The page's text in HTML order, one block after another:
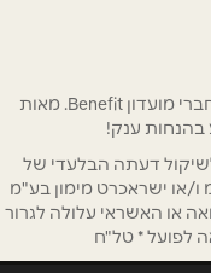
ברוכים הבאים לאתר ההטבות וההנחות לחברי מועדון Benefit. מאות
בהנחות ענק!
דעתה הבלעדי של
או ישראכרט מימון בע"מ
או האשראי עלולה לגרור
לפועל * טל"ח